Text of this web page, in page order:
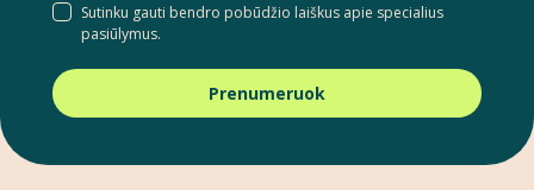
Sutinku gauti bendro pobūdžio laiškus apie specialius
pasiūlymus.
Prenumeruok